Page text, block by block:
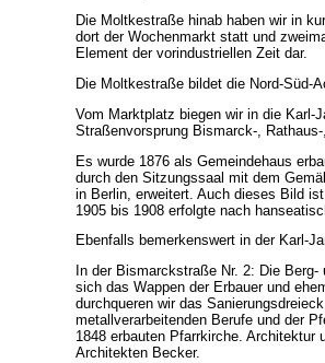
Die Moltkestraße hinab haben wir in
dort der Wochenmarkt statt und
Element der vorindustriellen Zeit dar.
Die Moltkestraße bildet die Nord-Süd-
Vom Marktplatz biegen wir in die Karl-
Straßenvorsprung Bismarck-,
Es wurde 1876 als Gemeindehaus
durch den Sitzungssaal mit dem
in Berlin, erweitert. Auch dieses Bild
1905 bis 1908 erfolgte nach
Ebenfalls bemerkenswert in der Karl-
In der Bismarckstraße Nr. 2: Die
sich das Wappen der Erbauer und
durchqueren wir das
metallverarbeitenden Berufe und der
1848 erbauten Pfarrkirche. Architektur
Architekten Becker.